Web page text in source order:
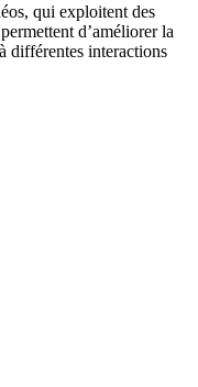
qui exploitent des
d’améliorer la
différentes interactions